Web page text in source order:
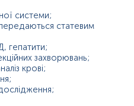
системи;
статевим
гепатити;
захворювань;
крові;